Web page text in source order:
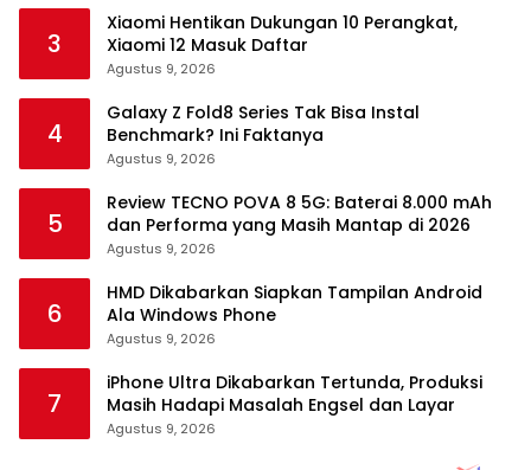
3
Xiaomi Hentikan Dukungan 10 Perangkat,
Xiaomi 12 Masuk Daftar
Agustus 9, 2026
4
Galaxy Z Fold8 Series Tak Bisa Instal
Benchmark? Ini Faktanya
Agustus 9, 2026
5
Review TECNO POVA 8 5G: Baterai 8.000 mAh
dan Performa yang Masih Mantap di 2026
Agustus 9, 2026
6
HMD Dikabarkan Siapkan Tampilan Android
Ala Windows Phone
Agustus 9, 2026
7
iPhone Ultra Dikabarkan Tertunda, Produksi
Masih Hadapi Masalah Engsel dan Layar
Agustus 9, 2026